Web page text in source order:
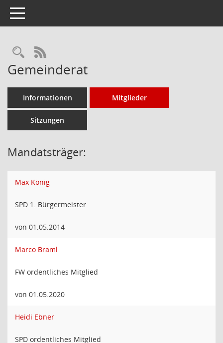
Toggle navigation
Rechercheauswahl
RSS-Feed
Gemeinderat
Informationen Mitglieder
Sitzungen
Mandatsträger:
Max König
SPD 1. Bürgermeister
von 01.05.2014
Marco Braml
FW ordentliches Mitglied
von 01.05.2020
Heidi Ebner
SPD ordentliches Mitglied